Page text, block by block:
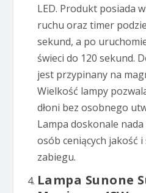
LED. Produkt posiada
ruchu oraz timer
sekund, a po
świeci do 120 sekund.
jest przypinany na
Wielkość lampy
dłoni bez osobnego
Lampa doskonale
osób ceniących jakość
zabiegu.
Lampa Sunone